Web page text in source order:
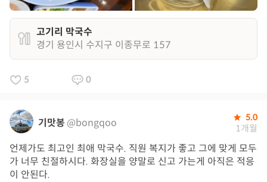
고기리 막국수
경기 용인시 수지구 이종무로 157
5 0
기맛봉 @bongqoo 5.0
1개월
언제가도 최고인 최애 막국수. 직원 복지가 좋고 그에 맞게 모두
가 너무 친절하시다. 화장실을 양말로 신고 가는게 아직은 적응
이 안된다.